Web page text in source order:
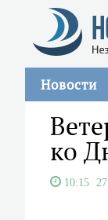
Новости
ко
10:15